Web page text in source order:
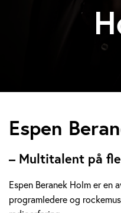
E
p
e
Espen
– Multitalent på
Espen Beranek Holm er en
programledere og